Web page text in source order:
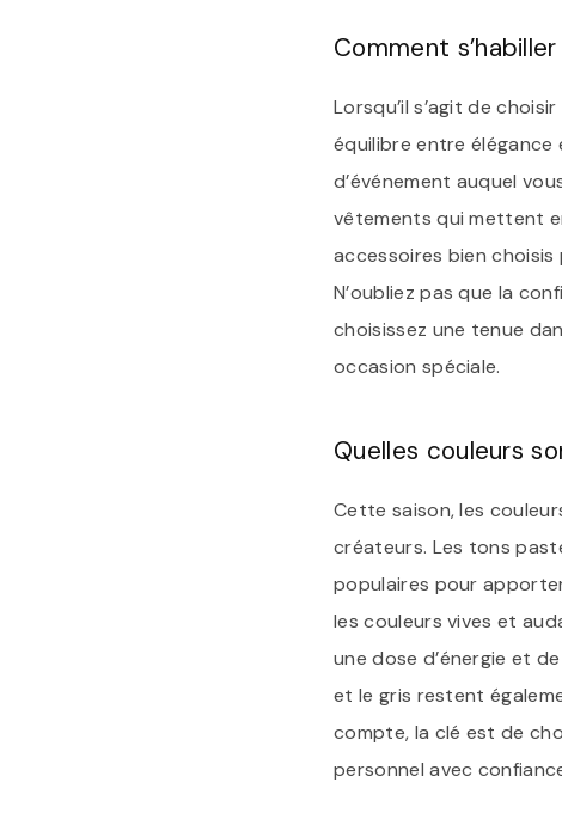
Comment
Lorsqu’il s’agit de
équilibre entre
d’événement auquel
vêtements qui mettent
accessoires bien
N’oubliez pas que la
choisissez une tenue
occasion spéciale.
Quelles couleurs
Cette saison, les
créateurs. Les tons
populaires pour
les couleurs vives et
une dose d’énergie et
et le gris restent
compte, la clé est de
personnel avec